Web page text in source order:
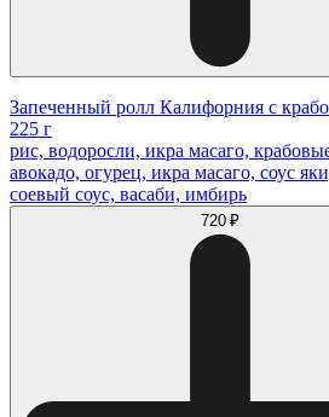
Запеченный ролл Калифорния с
225 г
рис, водоросли, икра масаго,
авокадо, огурец, икра масаго, соус
соевый соус, васаби, имбирь
720 ₽